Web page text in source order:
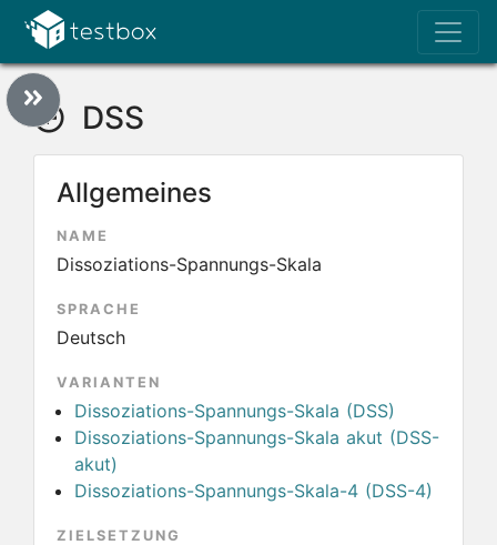
DSS
Allgemeines
NAME
Dissoziations-Spannungs-Skala
SPRACHE
Deutsch
VARIANTEN
Dissoziations-Spannungs-Skala (DSS)
Dissoziations-Spannungs-Skala akut (DSS-
akut)
Dissoziations-Spannungs-Skala-4 (DSS-4)
ZIELSETZUNG